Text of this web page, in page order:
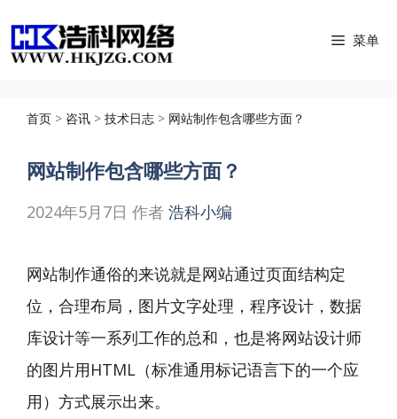
至
菜单
首页 > 咨讯 > 技术日志 > 网站制作包含哪些方面？
网站制作包含哪些方面？
2024年5月7日 作者 浩科小编
网站制作通俗的来说就是网站通过页面结构定
位，合理布局，图片文字处理，程序设计，数据
库设计等一系列工作的总和，也是将网站设计师
的图片用HTML（标准通用标记语言下的一个应
用）方式展示出来。